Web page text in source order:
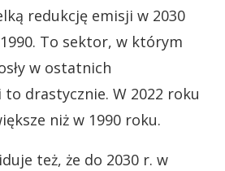
redukcję emisji w 2030
To sektor, w którym
w ostatnich
to drastycznie. W 2022 roku
niż w 1990 roku.
też, że do 2030 r. w